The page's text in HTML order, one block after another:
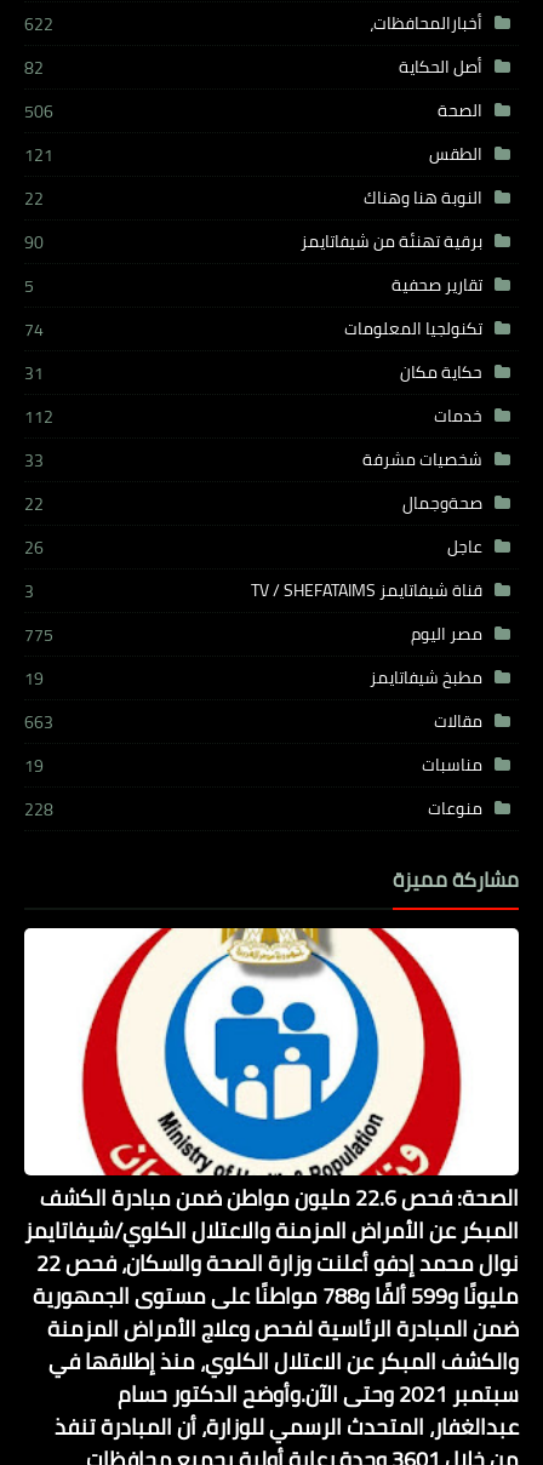
أخبارالمحافظات،
622
أصل الحكاية
82
الصحة
506
الطقس
121
النوبة هنا وهناك
22
برقية تهنئة من شيفاتايمز
90
تقارير صحفية
5
تكنولجيا المعلومات
74
حكاية مكان
31
خدمات
112
شخصيات مشرفة
33
صحةوجمال
22
عاجل
26
قناة شيفاتايمز TV / SHEFATAIMS
3
مصر اليوم
775
مطبخ شيفاتايمز
19
مقالات
663
مناسبات
19
منوعات
228
مشاركة مميزة
الصحة: فحص 22.6 مليون مواطن ضمن مبادرة الكشف
المبكر عن الأمراض المزمنة والاعتلال الكلوي/شيفاتايمز
نوال محمد إدفو أعلنت وزارة الصحة والسكان، فحص 22
مليونًا و599 ألفًا و788 مواطنًا على مستوى الجمهورية
ضمن المبادرة الرئاسية لفحص وعلاج الأمراض المزمنة
والكشف المبكر عن الاعتلال الكلوي، منذ إطلاقها في
سبتمبر 2021 وحتى الآن.وأوضح الدكتور حسام
عبدالغفار، المتحدث الرسمي للوزارة، أن المبادرة تنفذ